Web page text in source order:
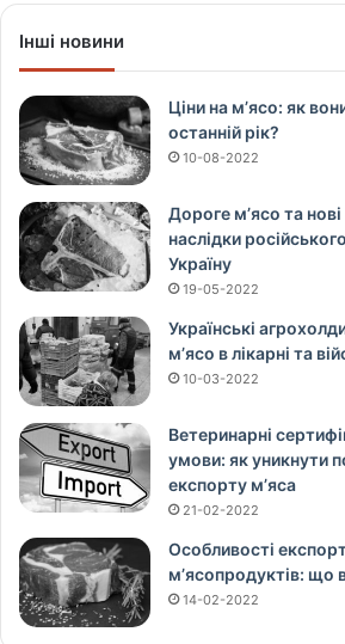
Інші новини
Ціни на м’ясо: як
останній рік?
10-08-2022
Дороге м’ясо та нові
наслідки
Україну
19-05-2022
Українські
м’ясо в лікарні та
10-03-2022
Ветеринарні
умови: як уникнути
експорту м’яса
21-02-2022
Особливості
м’ясопродуктів: що
14-02-2022